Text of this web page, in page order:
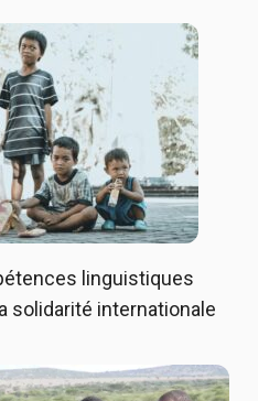
linguistiques
solidarité internationale